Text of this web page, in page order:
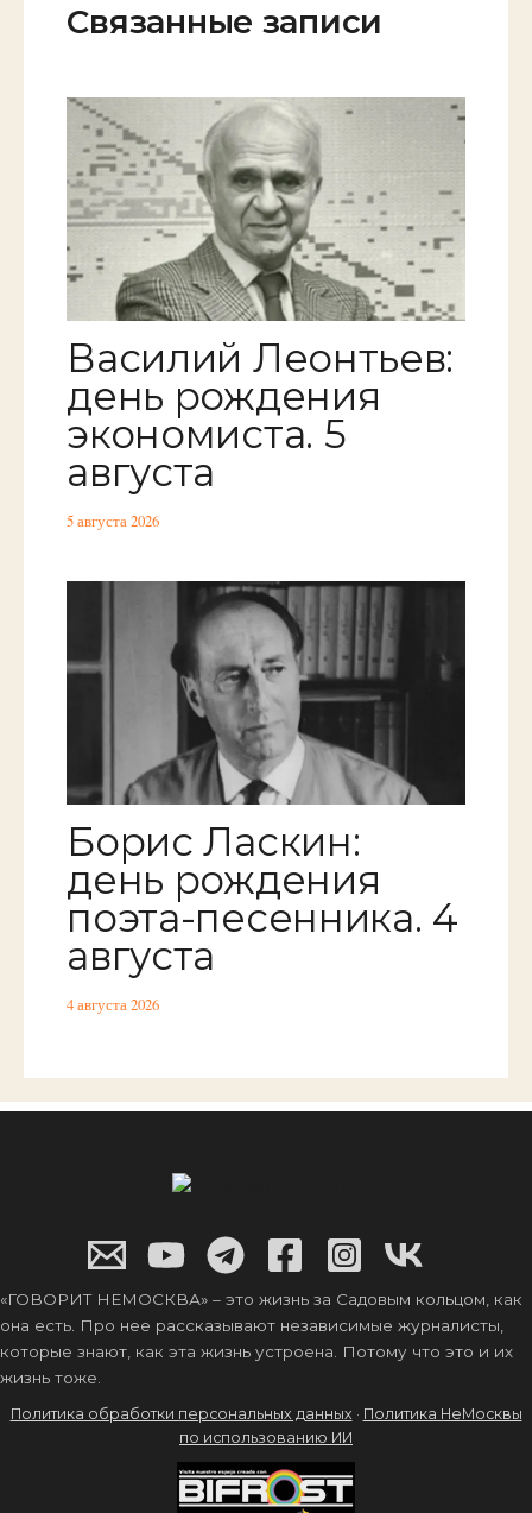
Связанные записи
Василий Леонтьев:
день рождения
экономиста. 5
августа
5 августа 2026
Борис Ласкин:
день рождения
поэта-песенника. 4
августа
4 августа 2026
«ГОВОРИТ НЕМОСКВА» – это жизнь за Садовым кольцом, как
она есть. Про нее рассказывают независимые журналисты,
которые знают, как эта жизнь устроена. Потому что это и их
жизнь тоже.
Политика обработки персональных данных · Политика НеМосквы
по использованию ИИ